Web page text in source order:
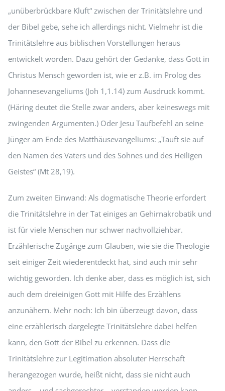
„unüberbrückbare Kluft“ zwischen der Trinitätslehre und
der Bibel gebe, sehe ich allerdings nicht. Vielmehr ist die
Trinitätslehre aus biblischen Vorstellungen heraus
entwickelt worden. Dazu gehört der Gedanke, dass Gott in
Christus Mensch geworden ist, wie er z.B. im Prolog des
Johannesevangeliums (Joh 1,1.14) zum Ausdruck kommt.
(Häring deutet die Stelle zwar anders, aber keineswegs mit
zwingenden Argumenten.) Oder Jesu Taufbefehl an seine
Jünger am Ende des Matthäusevangeliums: „Tauft sie auf
den Namen des Vaters und des Sohnes und des Heiligen
Geistes“ (Mt 28,19).
Zum zweiten Einwand: Als dogmatische Theorie erfordert
die Trinitätslehre in der Tat einiges an Gehirnakrobatik und
ist für viele Menschen nur schwer nachvollziehbar.
Erzählerische Zugänge zum Glauben, wie sie die Theologie
seit einiger Zeit wiederentdeckt hat, sind auch mir sehr
wichtig geworden. Ich denke aber, dass es möglich ist, sich
auch dem dreieinigen Gott mit Hilfe des Erzählens
anzunähern. Mehr noch: Ich bin überzeugt davon, dass
eine erzählerisch dargelegte Trinitätslehre dabei helfen
kann, den Gott der Bibel zu erkennen. Dass die
Trinitätslehre zur Legitimation absoluter Herrschaft
herangezogen wurde, heißt nicht, dass sie nicht auch